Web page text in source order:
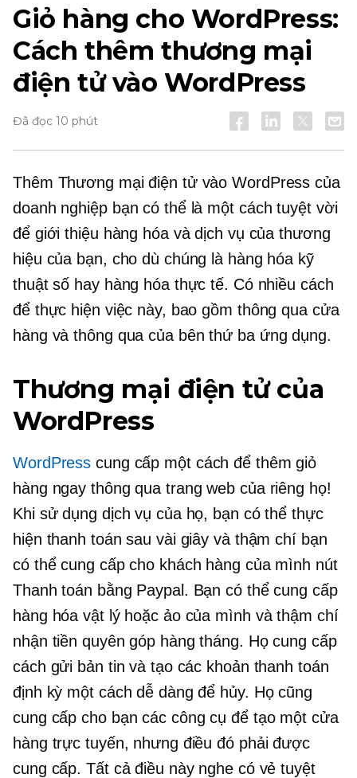
Giỏ hàng cho WordPress:
Cách thêm thương mại
điện tử vào WordPress
Đã đọc 10 phút
Thêm Thương mại điện tử vào WordPress của
doanh nghiệp bạn có thể là một cách tuyệt vời
để giới thiệu hàng hóa và dịch vụ của thương
hiệu của bạn, cho dù chúng là hàng hóa kỹ
thuật số hay hàng hóa thực tế. Có nhiều cách
để thực hiện việc này, bao gồm thông qua cửa
hàng và thông quacủa bên thứ baứng dụng.
Thương mại điện tử của
WordPress
WordPress cung cấp một cách để thêm giỏ
hàng ngay thông qua trang web của riêng họ!
Khi sử dụng dịch vụ của họ, bạn có thể thực
hiện thanh toán sau vài giây và thậm chí bạn
có thể cung cấp cho khách hàng của mình nút
Thanh toán bằng Paypal. Bạn có thể cung cấp
hàng hóa vật lý hoặc ảo của mình và thậm chí
nhận tiền quyên góp hàng tháng. Họ cung cấp
cách gửi bản tin và tạo các khoản thanh toán
định kỳ một cách dễ dàng để hủy. Họ cũng
cung cấp cho bạn các công cụ để tạo một cửa
hàng trực tuyến, nhưng điều đó phải được
cung cấp. Tất cả điều này nghe có vẻ tuyệt